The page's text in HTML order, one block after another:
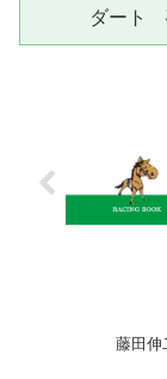
藤田伸